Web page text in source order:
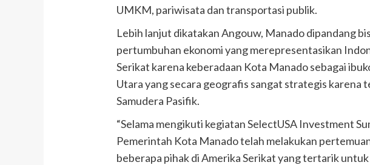
UMKM, pariwisata dan transportasi publik.
Lebih lanjut dikatakan Angouw, Manado dipandang
pertumbuhan ekonomi yang merepresentasikan
Serikat karena keberadaan Kota Manado sebagai
Utara yang secara geografis sangat strategis karena
Samudera Pasifik.
“Selama mengikuti kegiatan SelectUSA Investment
Pemerintah Kota Manado telah melakukan
beberapa pihak di Amerika Serikat yang tertarik